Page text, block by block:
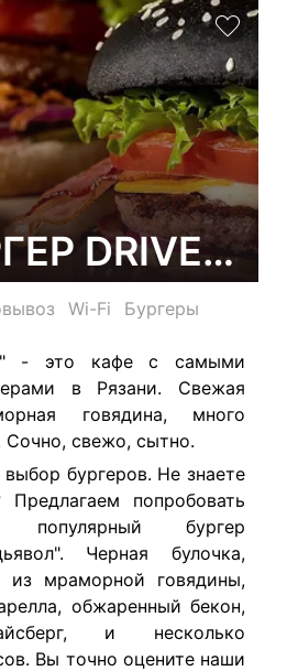
DRIVE,
Wi-Fi
Бургеры
- это кафе с самыми
в Рязани. Свежая
говядина, много
свежо, сытно.
бургеров. Не знаете
Предлагаем попробовать
бургер
Черная булочка,
из мраморной говядины,
обжаренный бекон,
и несколько
Вы точно оцените наши